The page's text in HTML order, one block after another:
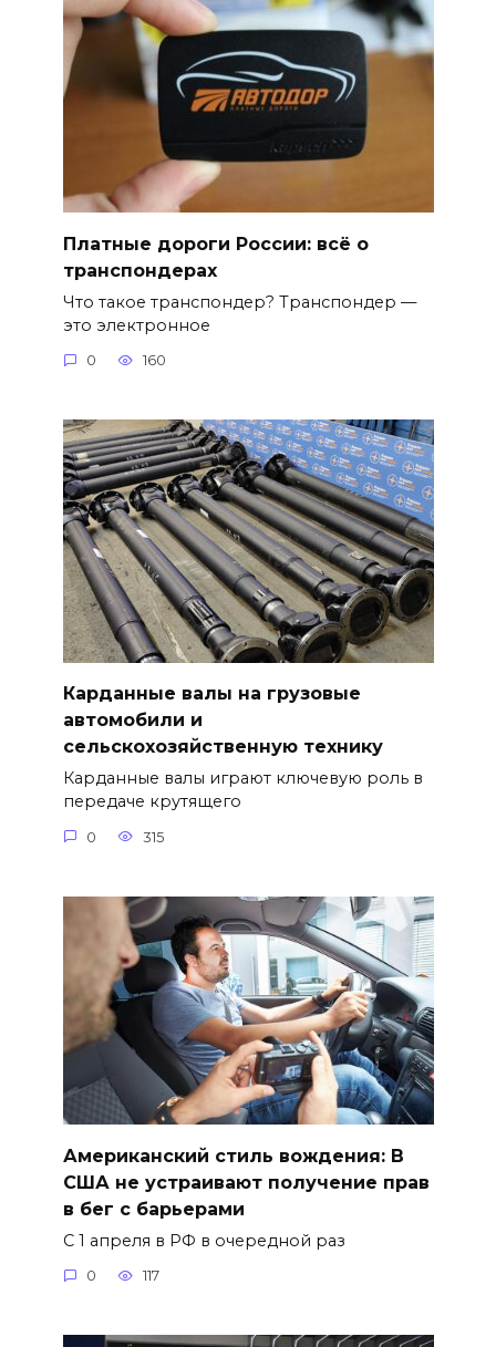
Платные дороги России: всё о
транспондерах
Что такое транспондер? Транспондер —
это электронное
0 160
Карданные валы на грузовые
автомобили и
сельскохозяйственную технику
Карданные валы играют ключевую роль в
передаче крутящего
0 315
Американский стиль вождения: В
США не устраивают получение прав
в бег с барьерами
С 1 апреля в РФ в очередной раз
0 117